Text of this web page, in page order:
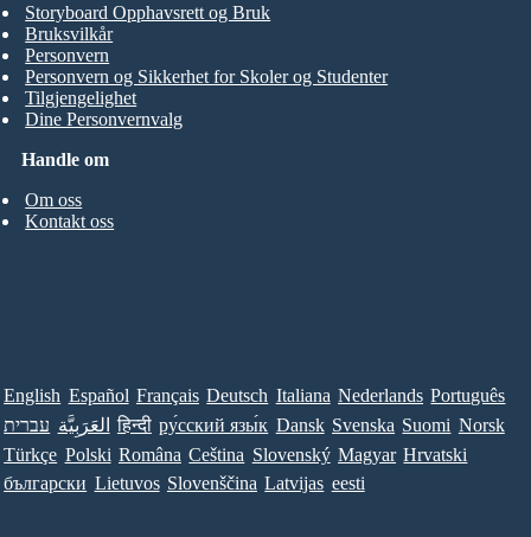
Handle om
Om oss
Kontakt oss
Storyboard Opphavsrett og Bruk
Bruksvilkår
Personvern
Personvern og Sikkerhet for Skoler og Studenter
Tilgjengelighet
Dine Personvernvalg
English Español Français Deutsch Italiana Nederlands Português
עברית العَرَبِيَّة हिन्दी ру́сский язы́к Dansk Svenska Suomi Norsk
Türkçe Polski Româna Ceština Slovenský Magyar Hrvatski
български Lietuvos Slovenščina Latvijas eesti